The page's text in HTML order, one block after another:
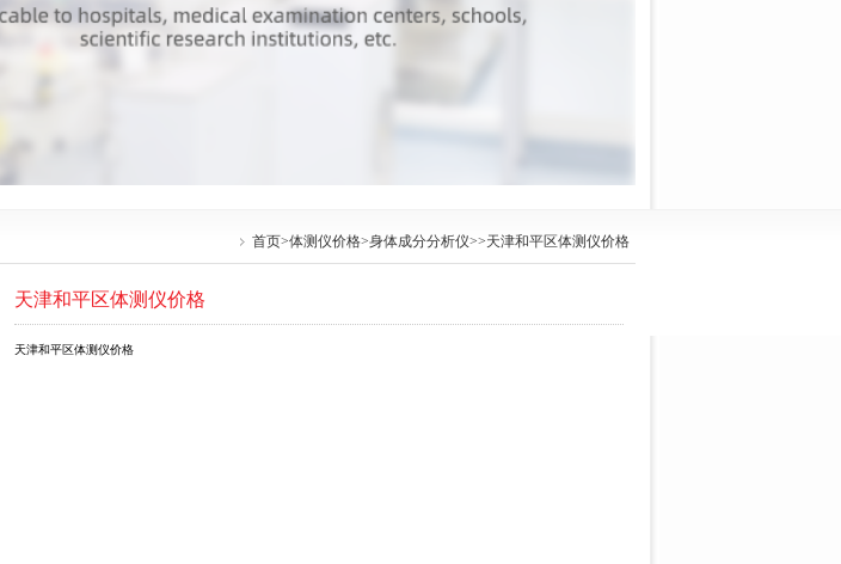
首页>体测仪价格>身体成分分析仪>>天津和平区体测仪价格
天津和平区体测仪价格
天津和平区体测仪价格